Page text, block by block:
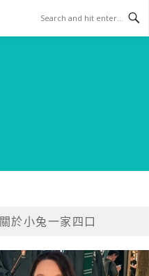
關於小兔一家四口